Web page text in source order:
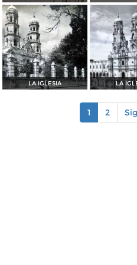
LA IGLESIA LA
1 2